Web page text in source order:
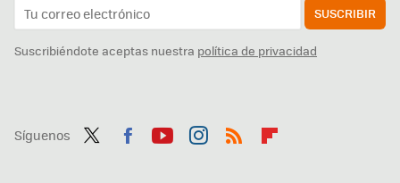
SUSCRIBIR
Suscribiéndote aceptas nuestra política de privacidad
Síguenos